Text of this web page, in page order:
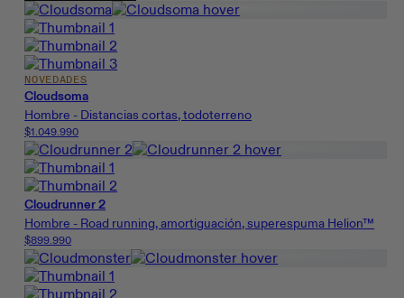
NOVEDADES
Cloudsoma
Hombre - Distancias cortas, todoterreno
$1.049.990
Cloudrunner 2
Hombre - Road running, amortiguación, superespuma Helion™
$899.990